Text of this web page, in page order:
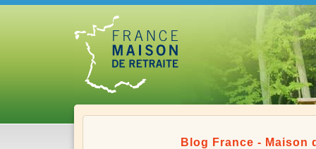
Blog France - Maison